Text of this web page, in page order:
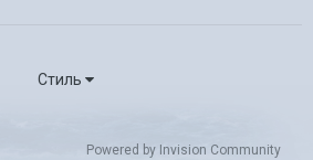
Стиль
Powered by Invision Community